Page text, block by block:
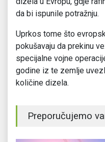
da bi ispunile potražnju.
Uprkos tome što
pokušavaju da prekinu
specijalne vojne
godine iz te zemlje
količine dizela.
Preporučujemo